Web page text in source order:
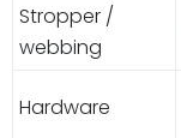
Stropper /
webbing
Hardware